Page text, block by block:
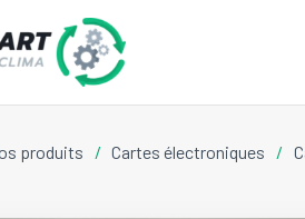
produits / Cartes électroniques /